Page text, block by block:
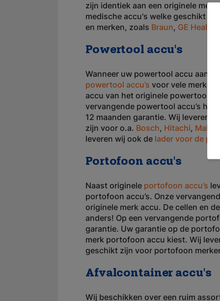
zijn identiek aan een originele
medische accu's welke geschikt
en merken, zoals Braun, GE
Powertool accu's
Wanneer uw powertool accu aan
powertool accu’s voor vele merken
accu van het originele powertool
vervangende powertool accu’s
12 maanden garantie. Wij leveren
zijn voor o.a. Bosch, Hitachi, Makita
leveren wij ook de lader voor de
Portofoon accu's
Naast originele portofoon accu’s
portofoon accu’s. Onze
originele merk accu. De cellen en
anders! Op een vervangende
garantie. Uw garantie op de
merk portofoon accu kiest. Wij
geschikt zijn voor portofoon
Afvalcontainer accu's
Wij beschikken over een ruim